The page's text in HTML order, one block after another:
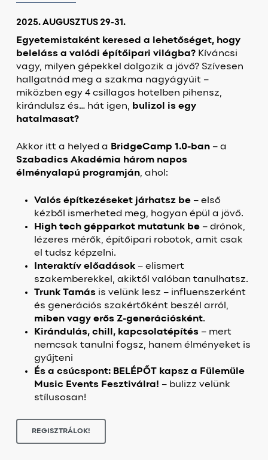
2025. AUGUSZTUS 29-31.
Egyetemistaként keresed a lehetőséget, hogy
beleláss a valódi építőipari világba?Kíváncsi
vagy, milyen gépekkel dolgozik a jövő? Szívesen
hallgatnád meg a szakma nagyágyúit –
miközben egy 4 csillagos hotelben pihensz,
kirándulsz és… hát igen, bulizol is egy
hatalmasat?
Akkor itt a helyed a BridgeCamp 1.0-ban– a
Szabadics Akadémia három napos
élményalapú programján, ahol:
Valós építkezéseket járhatsz be– első
kézből ismerheted meg, hogyan épül a jövő.
High tech gépparkot mutatunk be– drónok,
lézeres mérők, építőipari robotok, amit csak
el tudsz képzelni.
Interaktív előadások– elismert
szakemberekkel, akiktől valóban tanulhatsz.
Trunk Tamásis velünk lesz – influenszerként
és generációs szakértőként beszél arról,
miben vagy erős Z-generációsként.
Kirándulás, chill, kapcsolatépítés– mert
nemcsak tanulni fogsz, hanem élményeket is
gyűjteni
És a csúcspont: BELÉPŐT kapsz a Fülemüle
Music Events Fesztiválra! – bulizz velünk
stílusosan!
REGISZTRÁLOK!